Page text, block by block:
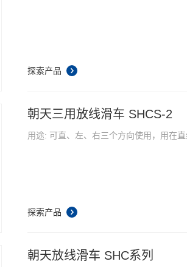
探索产品
朝天三用放线滑车 SHCS-2
用途: 可直、左、右三个方向使用，用在
探索产品
朝天放线滑车 SHC系列